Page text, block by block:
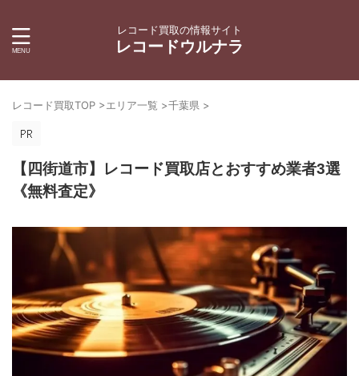
レコード買取の情報サイト
レコードウルナラ
レコード買取TOP >エリア一覧 >千葉県 >
【四街道市】レコード買取店とおすすめ業者3選
《無料査定》